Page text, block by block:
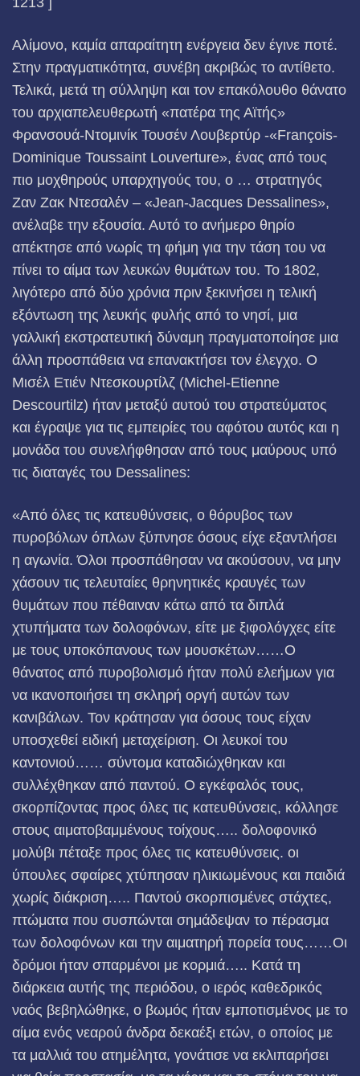
Αλίμονο, καμία απαραίτητη ενέργεια δεν έγινε ποτέ.
Στην πραγματικότητα, συνέβη ακριβώς το αντίθετο.
Τελικά, μετά τη σύλληψη και τον επακόλουθο θάνατο
του αρχιαπελευθερωτή «πατέρα της Αϊτής»
Φρανσουά-Ντομινίκ Τουσέν Λουβερτύρ -«François-
Dominique Toussaint Louverture», ένας από τους
πιο μοχθηρούς υπαρχηγούς του, ο … στρατηγός
Ζαν Ζακ Ντεσαλέν – «Jean-Jacques Dessalines»,
ανέλαβε την εξουσία. Αυτό το ανήμερο θηρίο
απέκτησε από νωρίς τη φήμη για την τάση του να
πίνει το αίμα των λευκών θυμάτων του. Το 1802,
λιγότερο από δύο χρόνια πριν ξεκινήσει η τελική
εξόντωση της λευκής φυλής από το νησί, μια
γαλλική εκστρατευτική δύναμη πραγματοποίησε μια
άλλη προσπάθεια να επανακτήσει τον έλεγχο. Ο
Μισέλ Ετιέν Ντεσκουρτίλζ (Michel-Etienne
Descourtilz) ήταν μεταξύ αυτού του στρατεύματος
και έγραψε για τις εμπειρίες του αφότου αυτός και η
μονάδα του συνελήφθησαν από τους μαύρους υπό
τις διαταγές του Dessalines:
«Από όλες τις κατευθύνσεις, ο θόρυβος των
πυροβόλων όπλων ξύπνησε όσους είχε εξαντλήσει
η αγωνία. Όλοι προσπάθησαν να ακούσουν, να μην
χάσουν τις τελευταίες θρηνητικές κραυγές των
θυμάτων που πέθαιναν κάτω από τα διπλά
χτυπήματα των δολοφόνων, είτε με ξιφολόγχες είτε
με τους υποκόπανους των μουσκέτων……Ο
θάνατος από πυροβολισμό ήταν πολύ ελεήμων για
να ικανοποιήσει τη σκληρή οργή αυτών των
κανιβάλων. Τον κράτησαν για όσους τους είχαν
υποσχεθεί ειδική μεταχείριση. Οι λευκοί του
καντονιού…… σύντομα καταδιώχθηκαν και
συλλέχθηκαν από παντού. Ο εγκέφαλός τους,
σκορπίζοντας προς όλες τις κατευθύνσεις, κόλλησε
στους αιματοβαμμένους τοίχους….. δολοφονικό
μολύβι πέταξε προς όλες τις κατευθύνσεις. οι
ύπουλες σφαίρες χτύπησαν ηλικιωμένους και παιδιά
χωρίς διάκριση….. Παντού σκορπισμένες στάχτες,
πτώματα που συσπώνται σημάδεψαν το πέρασμα
των δολοφόνων και την αιματηρή πορεία τους……Οι
δρόμοι ήταν σπαρμένοι με κορμιά….. Κατά τη
διάρκεια αυτής της περιόδου, ο ιερός καθεδρικός
ναός βεβηλώθηκε, ο βωμός ήταν εμποτισμένος με το
αίμα ενός νεαρού άνδρα δεκαέξι ετών, ο οποίος με
τα μαλλιά του ατημέλητα, γονάτισε να εκλιπαρήσει